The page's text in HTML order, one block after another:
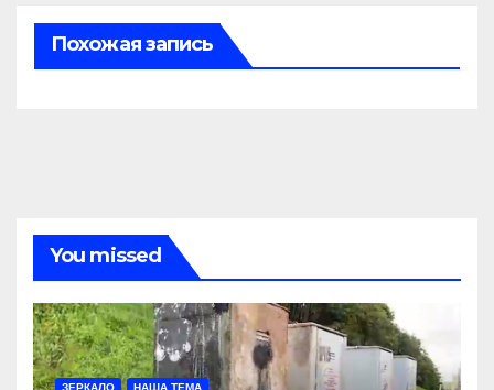
Похожая запись
You missed
ЗЕРКАЛО НАША ТЕМА